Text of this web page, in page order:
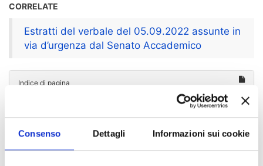
Consenso Dettagli Informazioni sui cookie
CORRELATE
Estratti del verbale del 05.09.2022 assunte in
via d’urgenza dal Senato Accademico
Indice di pagina
Estratti del verbale del 05.09.2022 assunte in via
d’urgenza dal Senato Accademico